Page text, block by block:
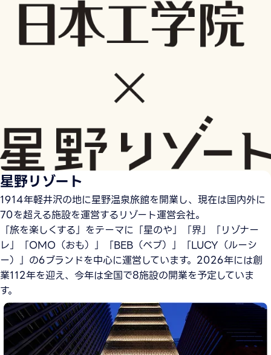
星野リゾート
1914年軽井沢の地に星野温泉旅館を開業し、現在は国内外に
70を超える施設を運営するリゾート運営会社。
「旅を楽しくする」をテーマに「星のや」「界」「リゾナー
レ」「OMO（おも）」「BEB（ベブ）」「LUCY（ルーシ
ー）」の6ブランドを中心に運営しています。2026年には創
業112年を迎え、今年は全国で8施設の開業を予定していま
す。